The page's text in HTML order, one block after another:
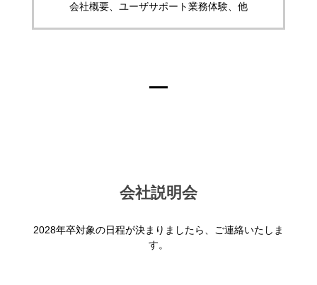
会社概要、ユーザサポート業務体験、他
会社説明会
2028年卒対象の日程が決まりましたら、ご連絡いたしま
す。